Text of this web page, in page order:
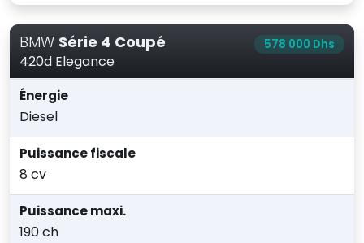
BMW Série 4 Coupé
420d Elegance
578 000 Dhs
Énergie
Diesel
Puissance fiscale
8 cv
Puissance maxi.
190 ch